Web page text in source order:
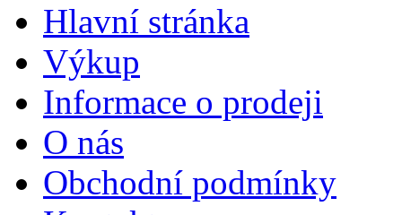
Hlavní stránka
Výkup
Informace o prodeji
O nás
Obchodní podmínky